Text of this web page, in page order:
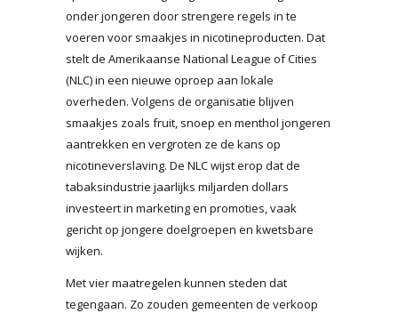
onder jongeren door strengere regels in te
voeren voor smaakjes in nicotineproducten. Dat
stelt de Amerikaanse National League of Cities
(NLC) in een nieuwe oproep aan lokale
overheden. Volgens de organisatie blijven
smaakjes zoals fruit, snoep en menthol jongeren
aantrekken en vergroten ze de kans op
nicotineverslaving. De NLC wijst erop dat de
tabaksindustrie jaarlijks miljarden dollars
investeert in marketing en promoties, vaak
gericht op jongere doelgroepen en kwetsbare
wijken.
Met vier maatregelen kunnen steden dat
tegengaan. Zo zouden gemeenten de verkoop